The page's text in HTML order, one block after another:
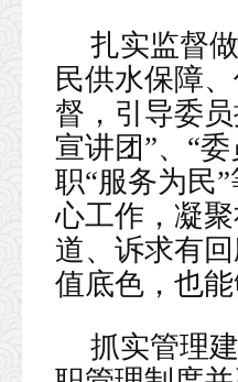
扎实监督
民供水保障
督，引导委
宣讲团”、“
职“服务为民
心工作，凝
道、诉求有
值底色，也
抓实管理